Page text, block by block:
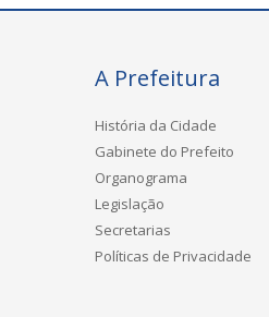
A Prefeitura
História da Cidade
Gabinete do Prefeito
Organograma
Legislação
Secretarias
Políticas de Privacidade